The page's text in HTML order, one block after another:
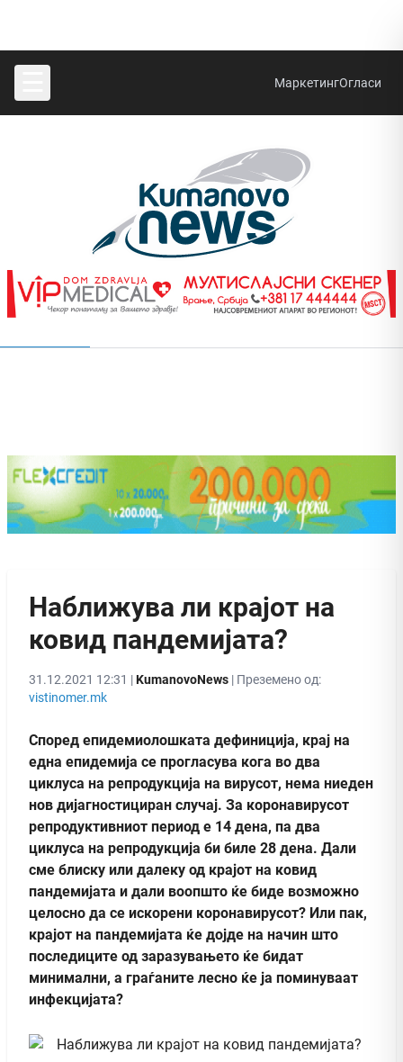
МаркетингОгласи
Наближува ли крајот на
ковид пандемијата?
31.12.2021 12:31 |KumanovoNews | Преземено од:
vistinomer.mk
Според епидемиолошката дефиниција, крај на
една епидемија се прогласува кога во два
циклуса на репродукција на вирусот, нема ниеден
нов дијагностициран случај. За коронавирусот
репродуктивниот период е 14 дена, па два
циклуса на репродукција би биле 28 дена. Дали
сме блиску или далеку од крајот на ковид
пандемијата и дали воопшто ќе биде возможно
целосно да се искорени коронавирусот? Или пак,
крајот на пандемијата ќе дојде на начин што
последиците од заразувањето ќе бидат
минимални, а граѓаните лесно ќе ја поминуваат
инфекцијата?